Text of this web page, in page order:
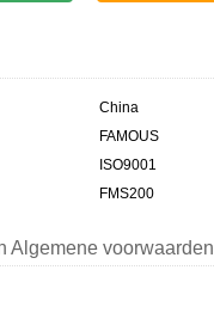
China
FAMOUS
ISO9001
FMS200
Algemene voorwaarden